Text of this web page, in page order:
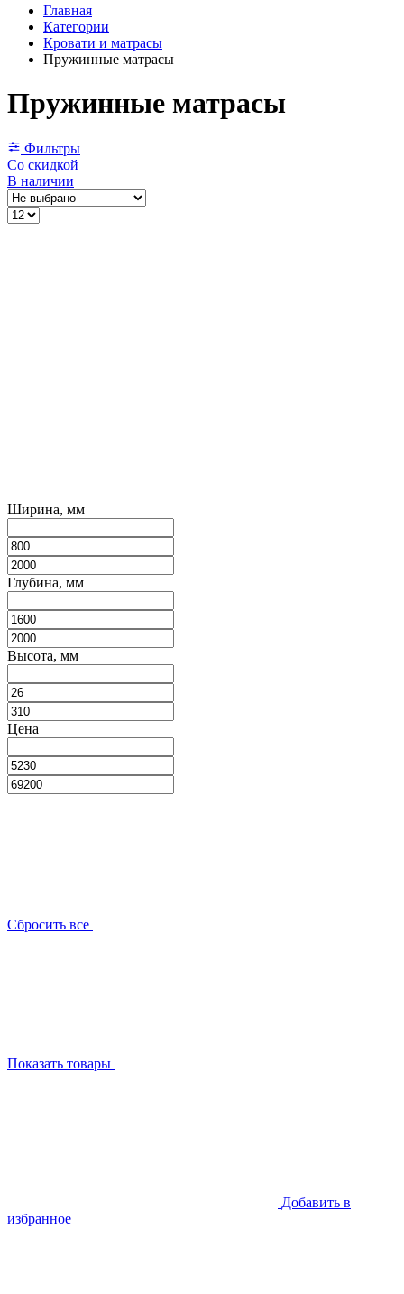
Главная
Категории
Кровати и матрасы
Пружинные матрасы
Пружинные матрасы
Фильтры
Со скидкой
В наличии
Ширина, мм
Глубина, мм
Высота, мм
Цена
Сбросить все
Показать товары
Добавить в
избранное